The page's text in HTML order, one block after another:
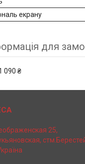
екрану
для
090 ₴
25,